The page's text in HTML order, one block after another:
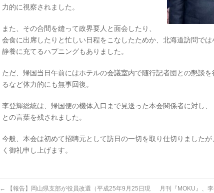
力的に視察されました。
また、その合間を縫って政界要人と面会したり、
会食に出席したりと忙しい日程をこなしたためか、北海道訪問で
静養に充てるハプニングもありました。
ただ、帰国当日午前にはホテルの会議室内で随行記者団との懇談
るなど体力的にも無事回復。
李登輝総統は、帰国便の機体入口まで見送った本会関係者に対し、
との言葉を残されました。
今般、本会は初めて招聘元として訪日の一切を取り仕切りました
く御礼申し上げます。
←
【報告】岡山県支部が役員改選（平成25年9月25日現
月刊『MOKU』、